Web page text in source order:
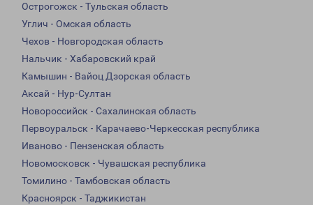
Острогожск - Тульская область
Углич - Омская область
Чехов - Новгородская область
Нальчик - Хабаровский край
Камышин - Вайоц Дзорская область
Аксай - Нур-Султан
Новороссийск - Сахалинская область
Первоуральск - Карачаево-Черкесская республика
Иваново - Пензенская область
Новомосковск - Чувашская республика
Томилино - Тамбовская область
Красноярск - Таджикистан